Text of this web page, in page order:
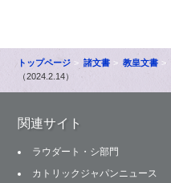
トップページ 諸文書 教皇文書
（2024.2.14）
関連サイト
ラウダート・シ部門
カトリックジャパンニュース